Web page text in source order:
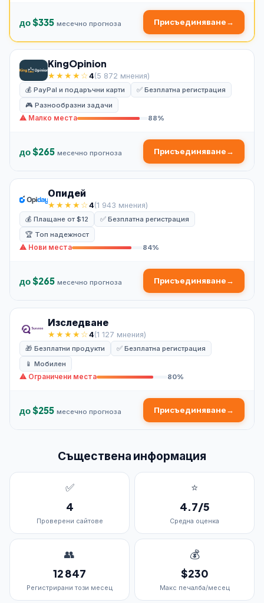
до $335 месечно прогноза Присъединяване→
KingOpinion
★★★★☆4(5 872 мнения)
💰 PayPal и подаръчни карти
✅ Безплатна регистрация
🎮 Разнообразни задачи
⚠ Малко места
88%
до $265 месечно прогноза Присъединяване→
Опидей
★★★★☆4(1 943 мнения)
💰 Плащане от $12
✅ Безплатна регистрация
🏆 Топ надежност
⚠ Нови места
84%
до $265 месечно прогноза Присъединяване→
Изследване
★★★★☆4(1 127 мнения)
🎁 Безплатни продукти
✅ Безплатна регистрация
📱 Мобилен
⚠ Ограничени места
80%
до $255 месечно прогноза Присъединяване→
Съществена информация
✅
4
Проверени сайтове
⭐
4.7/5
Средна оценка
👥
12 847
Регистрирани този месец
💰
$230
Макс печалба/месец